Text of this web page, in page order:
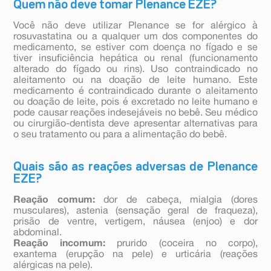
Quem não deve tomar Plenance EZE?
Você não deve utilizar Plenance se for alérgico à
rosuvastatina ou a qualquer um dos componentes do
medicamento, se estiver com doença no fígado e se
tiver insuficiência hepática ou renal (funcionamento
alterado do fígado ou rins). Uso contraindicado no
aleitamento ou na doação de leite humano. Este
medicamento é contraindicado durante o aleitamento
ou doação de leite, pois é excretado no leite humano e
pode causar reações indesejáveis no bebê. Seu médico
ou cirurgião-dentista deve apresentar alternativas para
o seu tratamento ou para a alimentação do bebê.
Quais são as reações adversas de Plenance
EZE?
Reação comum:dor de cabeça, mialgia (dores
musculares), astenia (sensação geral de fraqueza),
prisão de ventre, vertigem, náusea (enjoo) e dor
abdominal.
Reação incomum: prurido (coceira no corpo),
exantema (erupção na pele) e urticária (reações
alérgicas na pele).